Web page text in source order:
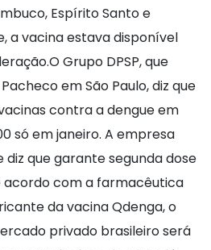
Espírito Santo e
a vacina estava disponível
Grupo DPSP, que
em São Paulo, diz que
contra a dengue em
só em janeiro. A empresa
que garante segunda dose
acordo com a farmacêutica
da vacina Qdenga, o
privado brasileiro será